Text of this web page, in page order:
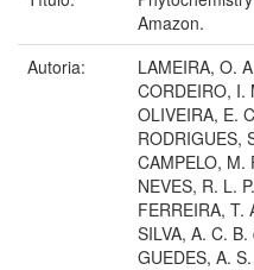
Amazon.
Autoria:
LAMEIRA, O.
CORDEIRO, I.
OLIVEIRA, E.
RODRIGUES,
CAMPELO, M.
NEVES, R. L. P.
FERREIRA, T.
SILVA, A. C. B.
GUEDES, A. S.